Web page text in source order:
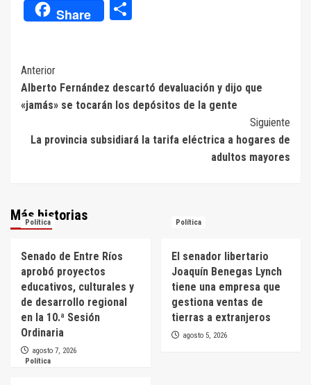
Share
Navegación
de
entradas
Anterior
Alberto Fernández descartó devaluación y dijo que
«jamás» se tocarán los depósitos de la gente
Siguiente
La provincia subsidiará la tarifa eléctrica a hogares de
adultos mayores
Más historias
Política
Senado de Entre Ríos
aprobó proyectos
educativos, culturales y
de desarrollo regional
en la 10.ª Sesión
Ordinaria
agosto 7, 2026
Política
El senador libertario
Joaquín Benegas Lynch
tiene una empresa que
gestiona ventas de
tierras a extranjeros
agosto 5, 2026
Política